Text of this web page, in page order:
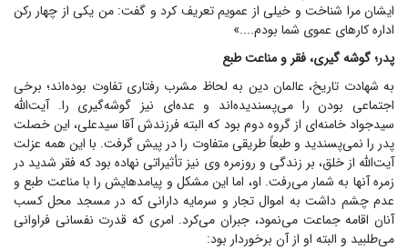
ایشان مرا شناخت و خیلی از عمویم تعریف کرد و گفت: من یکی از چهار رکن
اداره کار‌های عموی شما بودم....»
پدر؛ گوشه گیری، فقر و مناعت طبع
به شهادت تاریخ، عالمان دین به لحاظ مشرب رفتاری تفاوت بوده‌اند؛ برخی
اجتماعی بودن را می‌پسندیده‌اند و عده‌ای نیز گوشه‌گیری را. آیت‌الله
سیدجواد خامنه‌ای از گروه دوم بود که البته فرزندش آقا سیدعلی، این خصلت
پدر را نمی‌پسندید و طبعاً طریقی متفاوت را در پیش گرفت. با این همه عزلت
آیت‌الله از خلق، بر زندگی و روزمره وی نیز تأثیراتی نهاده بود که فقر شدید در
زمره آنها به شمار می‌رفت. او، اما این مشکل و پیامدهایش را با مناعت طبع و
عدم چشم داشت به اموال تجار و سرمایه دارانی که در مسجد محل کسب
آنان اقامه جماعت می‌نمود، جبران می‌کرد. امری که قدرت نفسانی فراوانی
می‌طلبید و البته او از آن برخوردار بود: